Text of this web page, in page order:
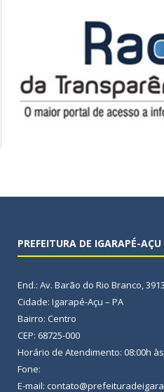
PREFEITURA DE IGARAPÉ-AÇU
End.: Av. Barão do Rio Branco, 3913
Cidade: Igarapé-Açu – PA
Bairro: Centro
CEP: 68725-000
Horário de Atendimento: 08:00h
Fone:
E-mail: